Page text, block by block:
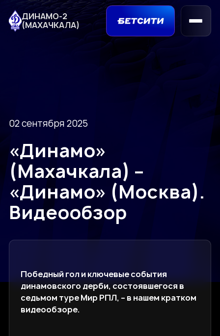
ДИНАМО-2
(МАХАЧКАЛА)
02 сентября 2025
«Динамо»
(Махачкала) –
«Динамо» (Москва).
Видеообзор
Победный гол и ключевые события
динамовского дерби, состоявшегося в
седьмом туре Мир РПЛ, – в нашем кратком
видеообзоре.